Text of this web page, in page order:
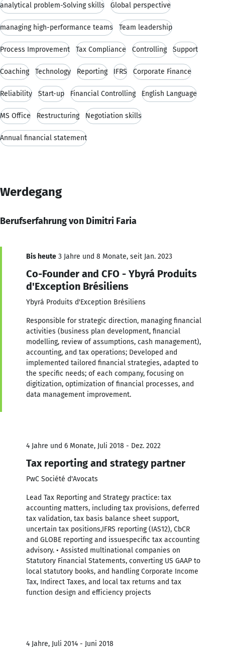
analytical problem-Solving skills Global perspective
managing high-performance teams Team leadership
Process Improvement Tax Compliance Controlling Support
Coaching Technology Reporting IFRS Corporate Finance
Reliability Start-up Financial Controlling English Language
MS Office Restructuring Negotiation skills
Annual financial statement
Werdegang
Berufserfahrung von Dimitri Faria
Bis heute 3 Jahre und 8 Monate, seit Jan. 2023
Co-Founder and CFO - Ybyrá Produits
d'Exception Brésiliens
Ybyrá Produits d'Exception Brésiliens
Responsible for strategic direction, managing financial
activities (business plan development, financial
modelling, review of assumptions, cash management),
accounting, and tax operations; Developed and
implemented tailored financial strategies, adapted to
the specific needs; of each company, focusing on
digitization, optimization of financial processes, and
data management improvement.
4 Jahre und 6 Monate, Juli 2018 - Dez. 2022
Tax reporting and strategy partner
PwC Société d'Avocats
Lead Tax Reporting and Strategy practice: tax
accounting matters, including tax provisions, deferred
tax validation, tax basis balance sheet support,
uncertain tax positions,IFRS reporting (IAS12), CbCR
and GLOBE reporting and issuespecific tax accounting
advisory. • Assisted multinational companies on
Statutory Financial Statements, converting US GAAP to
local statutory books, and handling Corporate Income
Tax, Indirect Taxes, and local tax returns and tax
function design and efficiency projects
4 Jahre, Juli 2014 - Juni 2018